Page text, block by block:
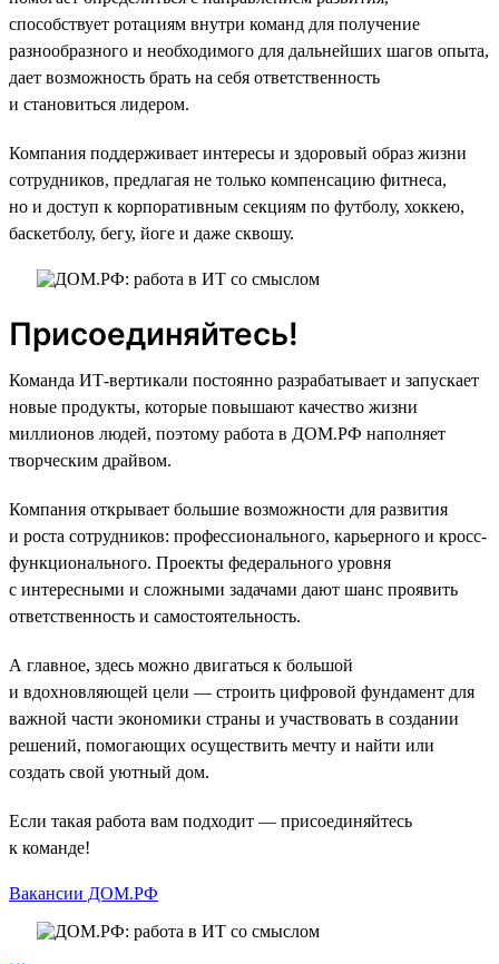
способствует ротациям внутри команд для получение
разнообразного и необходимого для дальнейших шагов опыта,
дает возможность брать на себя ответственность
и становиться лидером.
Компания поддерживает интересы и здоровый образ жизни
сотрудников, предлагая не только компенсацию фитнеса,
но и доступ к корпоративным секциям по футболу, хоккею,
баскетболу, бегу, йоге и даже сквошу.
Присоединяйтесь!
Команда ИТ-вертикали постоянно разрабатывает и запускает
новые продукты, которые повышают качество жизни
миллионов людей, поэтому работа в ДОМ.РФ наполняет
творческим драйвом.
Компания открывает большие возможности для развития
и роста сотрудников: профессионального, карьерного и кросс-
функционального. Проекты федерального уровня
с интересными и сложными задачами дают шанс проявить
ответственность и самостоятельность.
А главное, здесь можно двигаться к большой
и вдохновляющей цели — строить цифровой фундамент для
важной части экономики страны и участвовать в создании
решений, помогающих осуществить мечту и найти или
создать свой уютный дом.
Если такая работа вам подходит — присоединяйтесь
к команде!
Вакансии ДОМ.РФ